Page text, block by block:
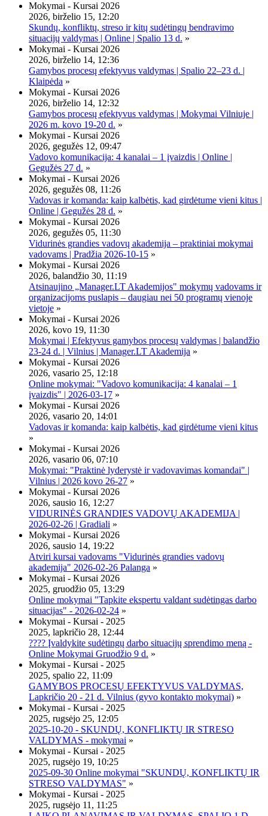
Mokymai - Kursai 2026
2026, birželio 15, 12:20
Skundų, konfliktų, streso ir kitų sudėtingų bendravimo
situacijų valdymas | Online | Spalio 13 d. »
Mokymai - Kursai 2026
2026, birželio 14, 12:36
Gamybos procesų efektyvus valdymas | Spalio 22–23 d. |
Klaipėda »
Mokymai - Kursai 2026
2026, birželio 14, 12:32
Gamybos procesų efektyvus valdymas | Mokymai Vilniuje |
2026 m. kovo 19-20 d. »
Mokymai - Kursai 2026
2026, gegužės 12, 09:47
Vadovo komunikacija: 4 kanalai – 1 įvaizdis | Online |
Gegužės 27 d. »
Mokymai - Kursai 2026
2026, gegužės 08, 11:26
Vadovas ir komanda: kaip kalbėtis, kad girdėtume vieni kitus |
Online | Gegužės 28 d. »
Mokymai - Kursai 2026
2026, gegužės 05, 11:30
Vidurinės grandies vadovų akademija – praktiniai mokymai
vadovams | Pradžia 2026-10-15 »
Mokymai - Kursai 2026
2026, balandžio 30, 11:19
Atsinaujino „Manager.LT Akademijos" mokymų vadovams ir
organizacijoms puslapis – daugiau nei 50 programų vienoje
vietoje »
Mokymai - Kursai 2026
2026, kovo 19, 11:30
Mokymai | Efektyvus gamybos procesų valdymas | balandžio
23-24 d. | Vilnius | Manager.LT Akademija »
Mokymai - Kursai 2026
2026, vasario 25, 12:18
Online mokymai: "Vadovo komunikacija: 4 kanalai – 1
įvaizdis" | 2026-03-17 »
Mokymai - Kursai 2026
2026, vasario 20, 14:01
Vadovas ir komanda: kaip kalbėtis, kad girdėtume vieni kitus
»
Mokymai - Kursai 2026
2026, vasario 06, 07:10
Mokymai: "Praktinė lyderystė ir vadovavimas komandai" |
Vilnius | 2026 kovo 26-27 »
Mokymai - Kursai 2026
2026, sausio 16, 12:27
VIDURINĖS GRANDIES VADOVŲ AKADEMIJA |
2026-02-26 | Gradiali »
Mokymai - Kursai 2026
2026, sausio 14, 19:22
Atviri kursai vadovams "Vidurinės grandies vadovų
akademija" 2026-02-26 Palanga »
Mokymai - Kursai 2026
2025, gruodžio 05, 13:29
Online mokymai "Tapkite ekspertu valdant sudėtingas darbo
situacijas" - 2026-02-24 »
Mokymai - Kursai - 2025
2025, lapkričio 28, 12:44
???? Įvaldykite sudėtingų darbo situacijų sprendimo meną -
Online Mokymai Gruodžio 9 d. »
Mokymai - Kursai - 2025
2025, spalio 22, 11:09
GAMYBOS PROCESŲ EFEKTYVUS VALDYMAS,
Lapkričio 20 - 21 d. Vilnius (gyvo kontakto mokymai) »
Mokymai - Kursai - 2025
2025, rugsėjo 25, 12:05
2025-10-20 - SKUNDŲ, KONFLIKTŲ IR STRESO
VALDYMAS - mokymai »
Mokymai - Kursai - 2025
2025, rugsėjo 19, 10:25
2025-09-30 Online mokymai "SKUNDŲ, KONFLIKTŲ IR
STRESO VALDYMAS" »
Mokymai - Kursai - 2025
2025, rugsėjo 11, 11:25